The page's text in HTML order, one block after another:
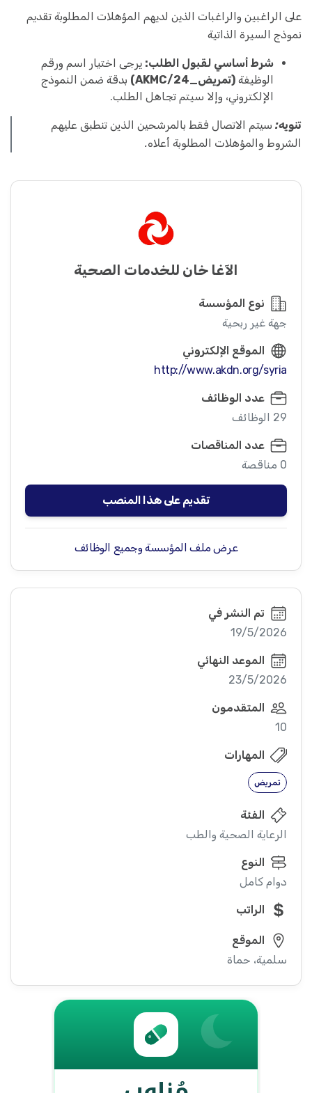
على الراغبين والراغبات الذين لديهم المؤهلات المطلوبة تقديم
نموذج السيرة الذاتية
شرط أساسي لقبول الطلب: يرجى اختيار اسم ورقم
الوظيفة (تمريض_AKMC/24)
بدقة ضمن النموذج
الإلكتروني، وإلا سيتم تجاهل الطلب.
تنويه: سيتم الاتصال فقط بالمرشحين الذين تنطبق عليهم
الشروط والمؤهلات المطلوبة أعلاه.
الآغا خان للخدمات الصحية
نوع المؤسسة
جهة غير ربحية
الموقع الإلكتروني
http://www.akdn.org/syria
عدد الوظائف
29 الوظائف
عدد المناقصات
0 مناقصة
تقديم على هذا المنصب
عرض ملف المؤسسة وجميع الوظائف
تم النشر في
19/5/2026
الموعد النهائي
23/5/2026
المتقدمون
10
المهارات
تمريض
الفئة
الرعاية الصحية والطب
النوع
دوام كامل
الراتب
الموقع
سلمية، حماة